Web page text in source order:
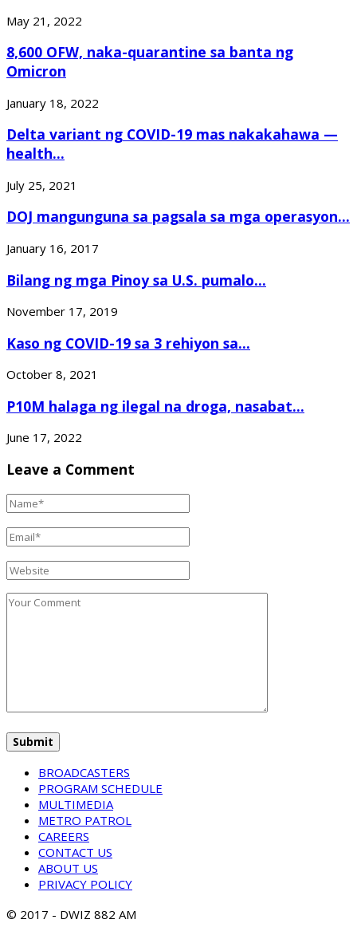
May 21, 2022
8,600 OFW, naka-quarantine sa banta ng
Omicron
January 18, 2022
Delta variant ng COVID-19 mas nakakahawa —
health...
July 25, 2021
DOJ mangunguna sa pagsala sa mga operasyon...
January 16, 2017
Bilang ng mga Pinoy sa U.S. pumalo...
November 17, 2019
Kaso ng COVID-19 sa 3 rehiyon sa...
October 8, 2021
P10M halaga ng ilegal na droga, nasabat...
June 17, 2022
Leave a Comment
BROADCASTERS
PROGRAM SCHEDULE
MULTIMEDIA
METRO PATROL
CAREERS
CONTACT US
ABOUT US
PRIVACY POLICY
© 2017 - DWIZ 882 AM